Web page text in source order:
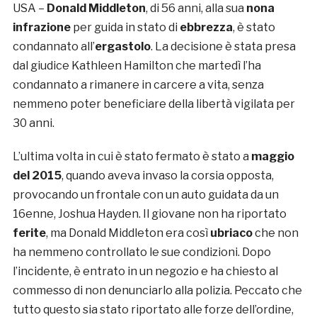
USA – Donald Middleton, di 56 anni, alla sua nona
infrazioneper guida in stato di ebbrezza, è stato
condannato all’ergastolo. La decisione è stata presa
dal giudice Kathleen Hamilton che martedì l’ha
condannato a rimanere in carcere a vita, senza
nemmeno poter beneficiare della libertà vigilata per
30 anni.
L’ultima volta in cui è stato fermato è stato a maggio
del 2015, quando aveva invaso la corsia opposta,
provocando un frontale con un auto guidata da un
16enne, Joshua Hayden. Il giovane non ha riportato
ferite, ma Donald Middleton era così ubriacoche non
ha nemmeno controllato le sue condizioni. Dopo
l’incidente, è entrato in un negozio e ha chiesto al
commesso di non denunciarlo alla polizia. Peccato che
tutto questo sia stato riportato alle forze dell’ordine,